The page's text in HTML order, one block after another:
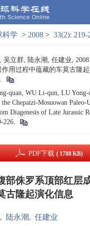
科学 > 2008 > 33(2): 219-
吴立群, 陆永潮, 任建业,
用过程中蕴藏的车莫古隆
quan, WU Li-qun, LU Yong-
Chepaizi-Mosuowan Paleo-
Diagenesis of Late Jurassic
226.
PDF下载 ( 1788 KB)
部侏罗系顶部红层
古隆起演化信息
, 陆永潮, 任建业